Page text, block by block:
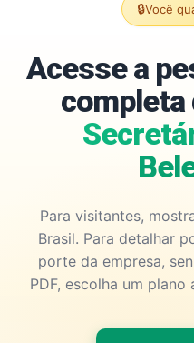
🔒Você
Acesse a
completa
Para visitantes,
Brasil. Para detalhar
porte da empresa,
PDF, escolha um